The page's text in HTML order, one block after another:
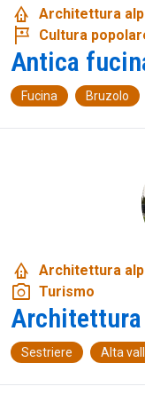
bungalow Architettura
tour Cultura
Antica
Fucina Bruzolo
bungalow Architettura
photo_camera Turismo
Architettura
Sestriere Alta